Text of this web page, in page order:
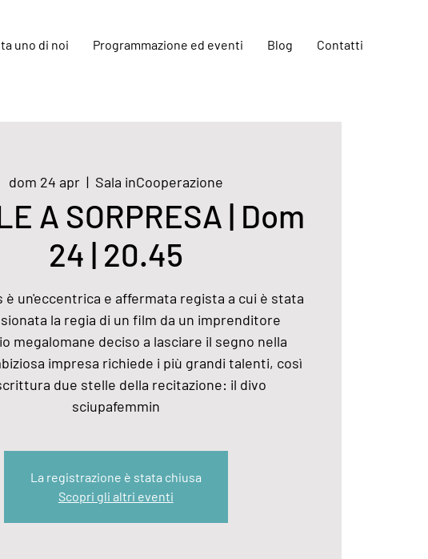
uno di noi Programmazione ed eventi Blog Contatti
dom 24 apr
  |
Sala inCooperazione
A SORPRESA | Dom
24 | 20.45
è un'eccentrica e affermata regista a cui è stata
la regia di un film da un imprenditore
megalomane deciso a lasciare il segno nella
impresa richiede i più grandi talenti, così
due stelle della recitazione: il divo
sciupafemmin
La registrazione è stata chiusa
Scopri gli altri eventi